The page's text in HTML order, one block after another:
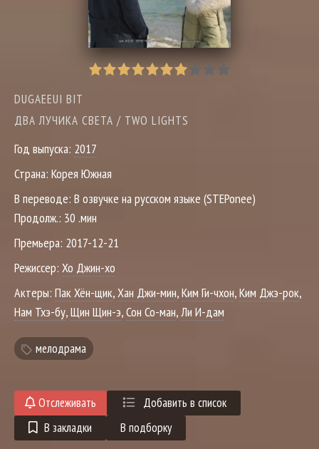
DUGAEEUI BIT
ДВА ЛУЧИКА СВЕТА / TWO LIGHTS
Год выпуска: 2017
Страна: Корея Южная
В переводе: В озвучке на русском языке (STEPonee)
Продолж.: 30 .мин
Премьера: 2017-12-21
Режиссер: Хо Джин-хо
Актеры: Пак Хён-щик,Хан Джи-мин,Ким Ги-чхон,Ким Джэ-рок,
Нам Тхэ-бу,Щин Щин-э,Сон Со-ман,Ли И-дам
мелодрама
Отслеживать
Добавить в список
В закладки
В подборку